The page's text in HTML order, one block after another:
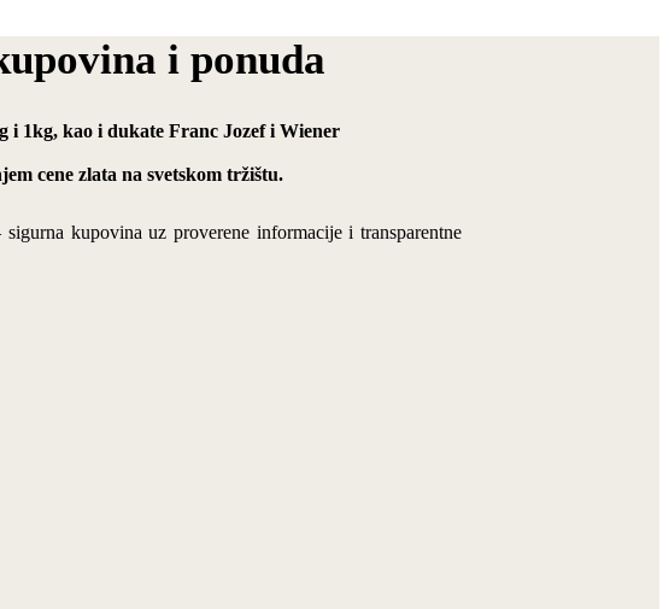
i ponuda
i 1kg, kao i dukate Franc Jozef i Wiener
cene zlata na svetskom tržištu.
kupovina uz proverene informacije i transparentne